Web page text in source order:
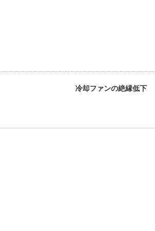
冷却ファンの絶縁低下